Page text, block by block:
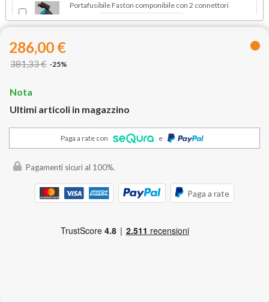
Portafusibile Faston componibile con 2 connettori
Variante:
286,00 €
381,33 € -25%
Nota
Ultimi articoli in magazzino
Paga a rate con e
Pagamenti sicuri al 100%.
Paga a rate